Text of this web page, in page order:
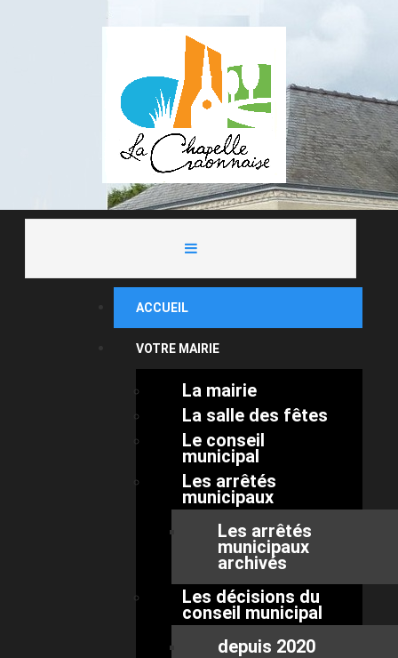
ACCUEIL
VOTRE MAIRIE
La mairie
La salle des fêtes
Le conseil
municipal
Les arrêtés
municipaux
Les arrêtés
municipaux
archivés
Les décisions du
conseil municipal
depuis 2020